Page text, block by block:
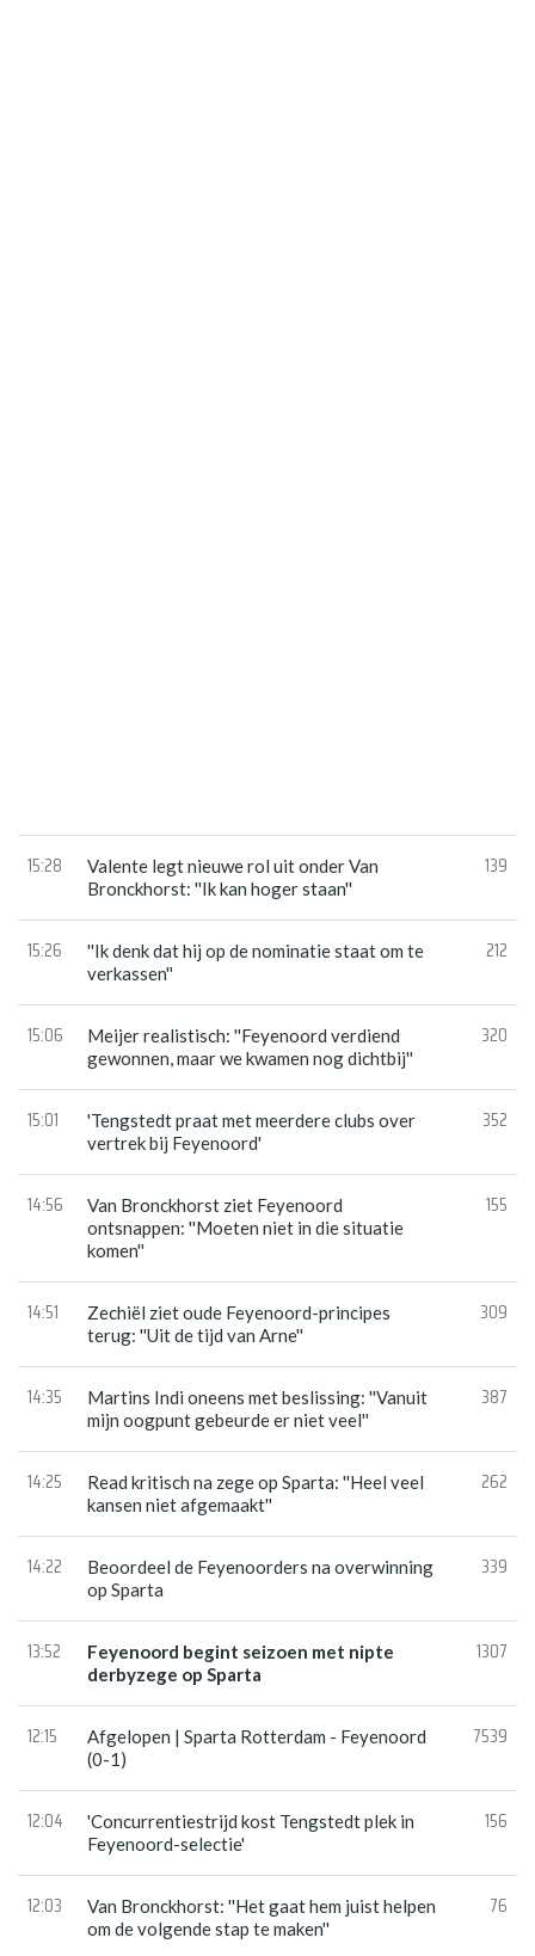
15:28
Valente legt nieuwe rol uit onder Van
Bronckhorst: ''Ik kan hoger staan''
139
15:26
''Ik denk dat hij op de nominatie staat om te
verkassen''
212
15:06
Meijer realistisch: ''Feyenoord verdiend
gewonnen, maar we kwamen nog dichtbij''
320
15:01
'Tengstedt praat met meerdere clubs over
vertrek bij Feyenoord'
352
14:56
Van Bronckhorst ziet Feyenoord
ontsnappen: ''Moeten niet in die situatie
komen''
155
14:51
Zechiël ziet oude Feyenoord-principes
terug: ''Uit de tijd van Arne''
309
14:35
Martins Indi oneens met beslissing: ''Vanuit
mijn oogpunt gebeurde er niet veel''
387
14:25
Read kritisch na zege op Sparta: ''Heel veel
kansen niet afgemaakt''
262
14:22
Beoordeel de Feyenoorders na overwinning
op Sparta
339
13:52
Feyenoord begint seizoen met nipte
derbyzege op Sparta
1307
12:15
Afgelopen | Sparta Rotterdam - Feyenoord
(0-1)
7539
12:04
'Concurrentiestrijd kost Tengstedt plek in
Feyenoord-selectie'
156
12:03
Van Bronckhorst: ''Het gaat hem juist helpen
om de volgende stap te maken''
76